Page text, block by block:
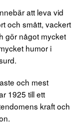
att leva vid
och smått, vackert
gör något mycket
humor i
och mest
1925 till ett
kraft och